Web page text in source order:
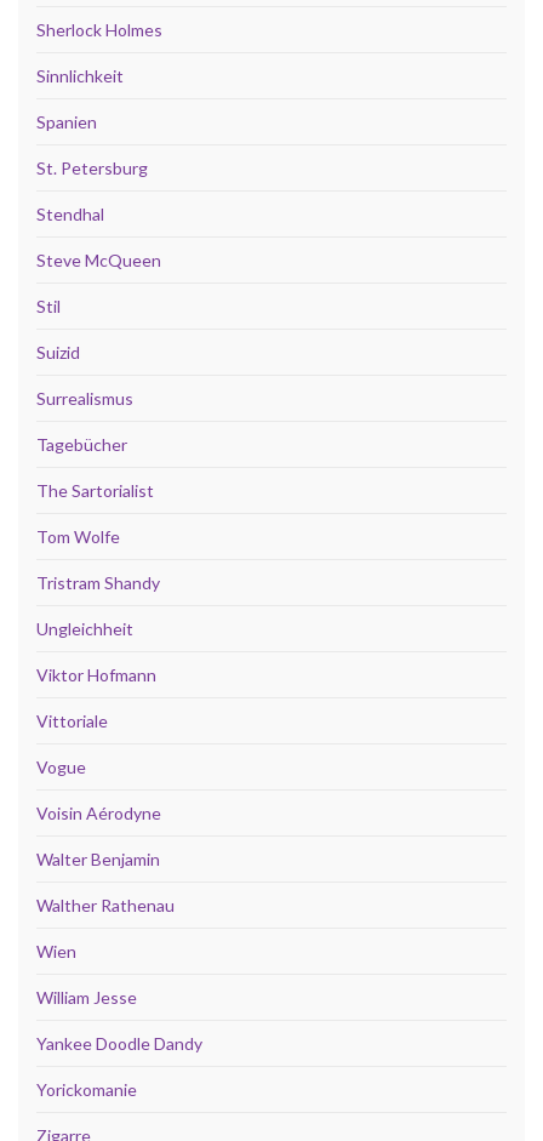
Sherlock Holmes
Sinnlichkeit
Spanien
St. Petersburg
Stendhal
Steve McQueen
Stil
Suizid
Surrealismus
Tagebücher
The Sartorialist
Tom Wolfe
Tristram Shandy
Ungleichheit
Viktor Hofmann
Vittoriale
Vogue
Voisin Aérodyne
Walter Benjamin
Walther Rathenau
Wien
William Jesse
Yankee Doodle Dandy
Yorickomanie
Zigarre